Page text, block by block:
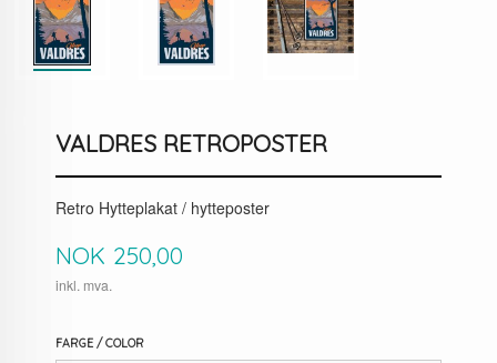
VALDRES RETROPOSTER
Retro Hytteplakat / hytteposter
Pris
NOK 250,00
inkl. mva.
FARGE / COLOR